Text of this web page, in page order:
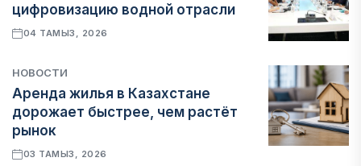
цифровизацию водной отрасли
04 ТАМЫЗ, 2026
НОВОСТИ
Аренда жилья в Казахстане
дорожает быстрее, чем растёт
рынок
03 ТАМЫЗ, 2026